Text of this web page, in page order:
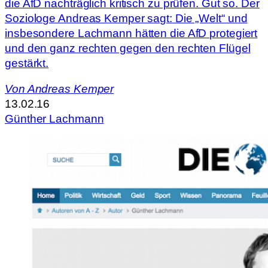
die AfD nachträglich kritisch zu prüfen. Gut so. Der
Soziologe Andreas Kemper sagt: Die „Welt“ und
insbesondere Lachmann hätten die AfD protegiert
und den ganz rechten gegen den rechten Flügel
gestärkt.
VonAndreas Kemper
13.02.16
Günther Lachmann